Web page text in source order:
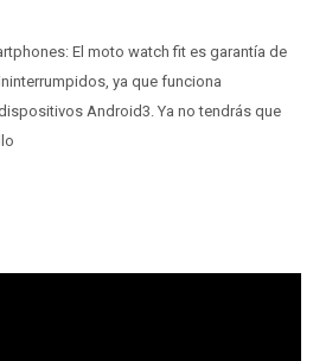
El moto watch fit es garantía de
ya que funciona
Android3. Ya no tendrás que